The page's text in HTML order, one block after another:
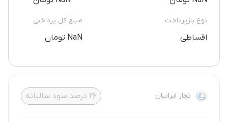
نوع بازپرداخت
اقساطی
مبلغ کل پرداختی
NaN تومان
تجار ایرانیان 26 درصد سود سالیانه